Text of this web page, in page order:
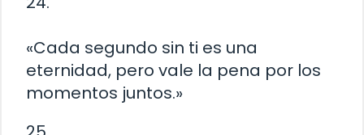
«Cada segundo sin ti es una
eternidad, pero vale la pena por los
momentos juntos.»